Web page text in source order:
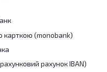
карткою (monobank)
рахунок IBAN)